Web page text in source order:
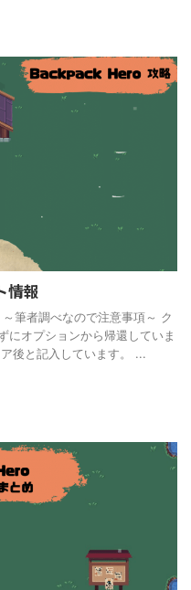
情報
筆者調べなので注意事項～ ク
にオプションから帰還していま
後と記入しています。 ...